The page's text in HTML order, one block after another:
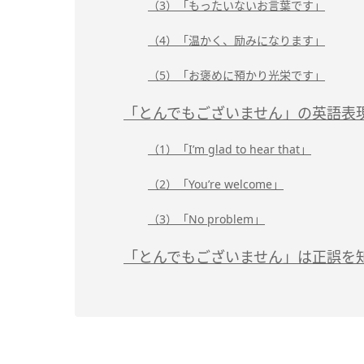
（3）「もったいないお言葉です」
（4）「温かく、励みになります」
（5）「お褒めに預かり光栄です」
「とんでもございません」の英語表
（1）「I’m glad to hear that」
（2）「You’re welcome」
（3）「No problem」
「とんでもございません」は正誤を